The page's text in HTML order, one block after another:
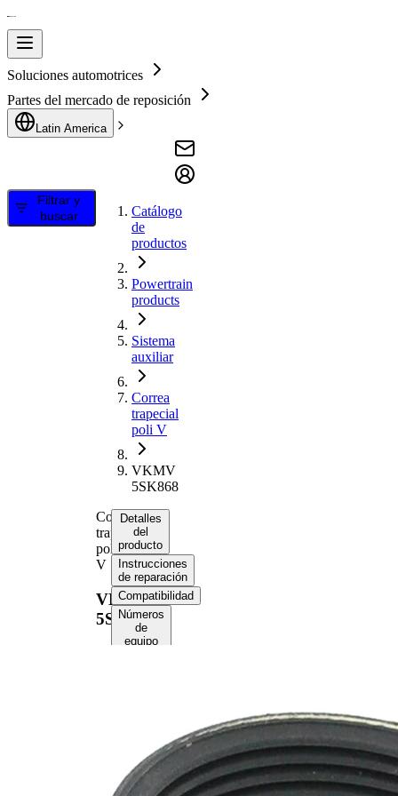
Soluciones automotrices
Partes del mercado de reposición
Latin America
Filtrar y
buscar
Catálogo
de
productos
Powertrain
products
Sistema
auxiliar
Correa
trapecial
poli V
VKMV
5SK868
Correa
trapecial
poli
V
VKMV
5SK868
Detalles
del
producto
Instrucciones
de reparación
Compatibilidad
Números
de
equipo
producto
Propiedad
Valor
Longitud
868 mm
17,80